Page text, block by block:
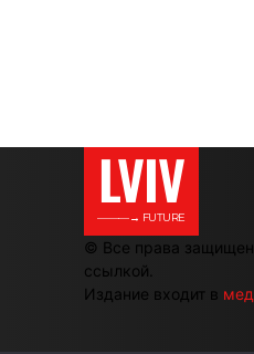
LVIV
———→ FUTURE
© Все права
ссылкой.
Издание входит в